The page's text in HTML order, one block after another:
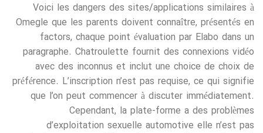
Voici les dangers des sites/applications similaires à
Omegle que les parents doivent connaître, présentés en
factors, chaque point évaluation par Elabo dans un
paragraphe. Chatroulette fournit des connexions vidéo
avec des inconnus et inclut une choice de choix de
préférence. L’inscription n’est pas requise, ce qui signifie
que l’on peut commencer à discuter immédiatement.
Cependant, la plate-forme a des problèmes
d’exploitation sexuelle automotive elle n’est pas